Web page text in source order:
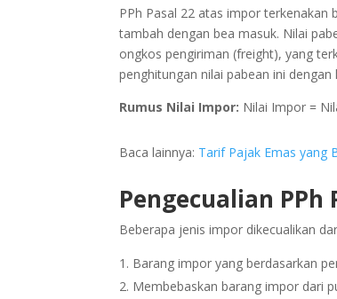
PPh Pasal 22 atas impor
tambah dengan bea masuk. Nilai
ongkos pengiriman (freight), yang
penghitungan nilai pabean ini
Rumus Nilai Impor: Nilai Impor =
Baca lainnya: Tarif Pajak Emas yang
Pengecualian PPh
Beberapa jenis impor dikecualikan
Barang impor yang berdasarkan
Membebaskan barang impor dari